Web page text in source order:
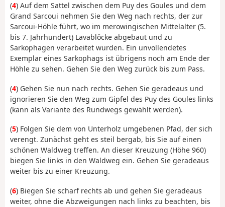
(4) Auf dem Sattel zwischen dem Puy des Goules und dem
Grand Sarcoui nehmen Sie den Weg nach rechts, der zur
Sarcoui-Höhle führt, wo im merowingischen Mittelalter (5.
bis 7. Jahrhundert) Lavablöcke abgebaut und zu
Sarkophagen verarbeitet wurden. Ein unvollendetes
Exemplar eines Sarkophags ist übrigens noch am Ende der
Höhle zu sehen. Gehen Sie den Weg zurück bis zum Pass.
(4) Gehen Sie nun nach rechts. Gehen Sie geradeaus und
ignorieren Sie den Weg zum Gipfel des Puy des Goules links
(kann als Variante des Rundwegs gewählt werden).
(5) Folgen Sie dem von Unterholz umgebenen Pfad, der sich
verengt. Zunächst geht es steil bergab, bis Sie auf einen
schönen Waldweg treffen. An dieser Kreuzung (Höhe 960)
biegen Sie links in den Waldweg ein. Gehen Sie geradeaus
weiter bis zu einer Kreuzung.
(6) Biegen Sie scharf rechts ab und gehen Sie geradeaus
weiter, ohne die Abzweigungen nach links zu beachten, bis